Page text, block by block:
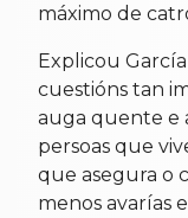
máximo de
Explicou
cuestións tan
auga quente e
persoas que
que asegura o
menos avarías